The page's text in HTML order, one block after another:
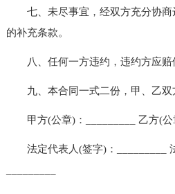
七、未尽事宜，经双方充分协商
的补充条款。
八、任何一方违约，违约方应赔
九、本合同一式二份，甲、乙双
甲方(公章)：_________ 乙方(公
法定代表人(签字)：_________